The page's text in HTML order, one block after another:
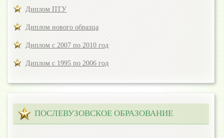
Диплом ПТУ
Диплом нового образца
Диплом с 2007 по 2010 год
Диплом с 1995 по 2006 год
ПОСЛЕВУЗОВСКОЕ ОБРАЗОВАНИЕ